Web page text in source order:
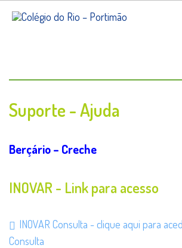
Suporte - Ajuda
Berçário – Creche
INOVAR - Link para acesso
INOVAR Consulta - clique aqui para
Consulta